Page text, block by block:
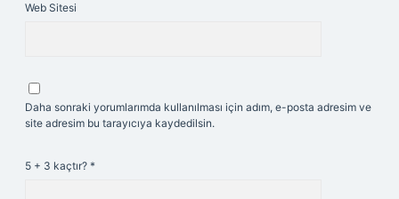
Web Sitesi
Daha sonraki yorumlarımda kullanılması için adım, e-posta adresim ve
site adresim bu tarayıcıya kaydedilsin.
5 + 3 kaçtır? *